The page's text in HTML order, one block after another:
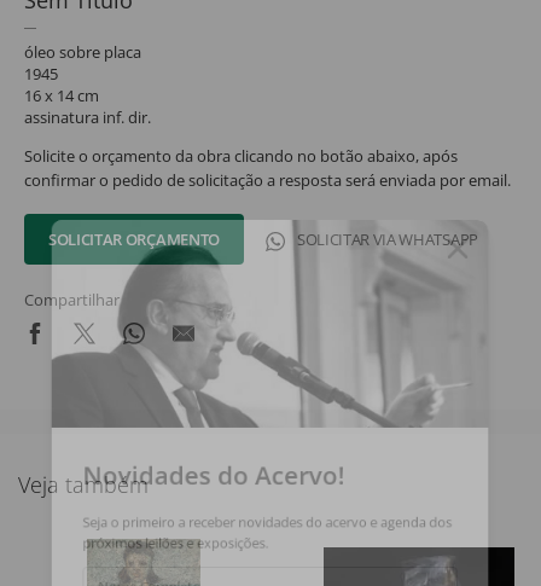
óleo sobre placa
1945
16 x 14 cm
assinatura inf. dir.
Solicite o orçamento da obra clicando no botão abaixo, após
confirmar o pedido de solicitação a resposta será enviada por email.
SOLICITAR ORÇAMENTO SOLICITAR VIA WHATSAPP
Compartilhar
Veja também
Novidades do Acervo!
Seja o primeiro a receber novidades do acervo e agenda dos
próximos leilões e exposições.